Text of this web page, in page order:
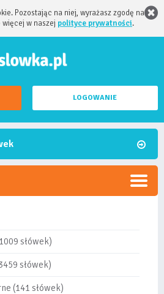
Pozostając na niej, wyrażasz zgodę na
więcej w naszej polityce prywatności.
LOGOWANIE
słówek)
słówek)
(141 słówek)